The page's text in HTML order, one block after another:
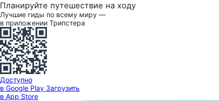
Планируйте путешествие на ходу
Лучшие гиды по всему миру —
в приложении Трипстера
Доступно
в Google Play Загрузить
в App Store